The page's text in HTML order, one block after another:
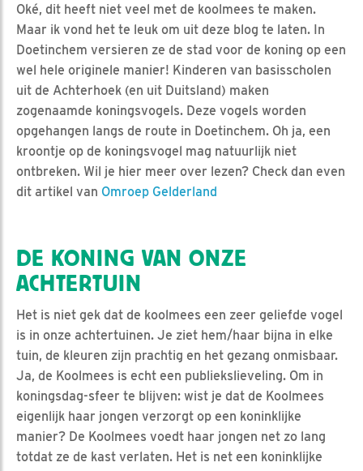
Oké, dit heeft niet veel met de koolmees te maken.
Maar ik vond het te leuk om uit deze blog te laten. In
Doetinchem versieren ze de stad voor de koning op een
wel hele originele manier! Kinderen van basisscholen
uit de Achterhoek (en uit Duitsland) maken
zogenaamde koningsvogels. Deze vogels worden
opgehangen langs de route in Doetinchem. Oh ja, een
kroontje op de koningsvogel mag natuurlijk niet
ontbreken. Wil je hier meer over lezen? Check dan even
dit artikel van Omroep Gelderland
DE KONING VAN ONZE
ACHTERTUIN
Het is niet gek dat de koolmees een zeer geliefde vogel
is in onze achtertuinen. Je ziet hem/haar bijna in elke
tuin, de kleuren zijn prachtig en het gezang onmisbaar.
Ja, de Koolmees is echt een publiekslieveling. Om in
koningsdag-sfeer te blijven: wist je dat de Koolmees
eigenlijk haar jongen verzorgt op een koninklijke
manier? De Koolmees voedt haar jongen net zo lang
totdat ze de kast verlaten. Het is net een koninklijke